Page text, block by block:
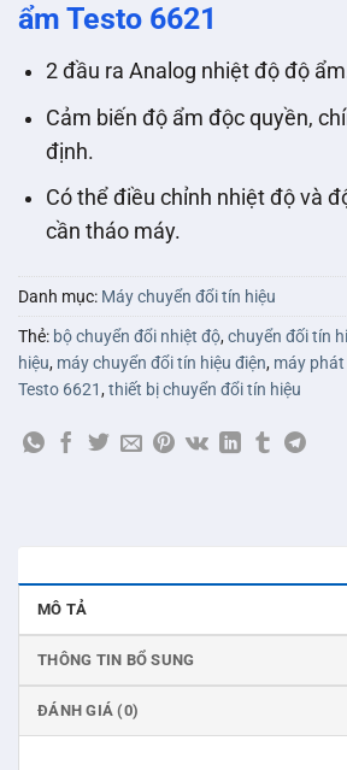
ẩm Testo 6621
2 đầu ra Analog nhiệt độ độ
Cảm biến độ ẩm độc quyền,
định.
Có thể điều chỉnh nhiệt độ và
cần tháo máy.
Danh mục: Máy chuyển đổi tín hiệu
Thẻ: bộ chuyển đổi nhiệt độ,chuyển đối tín
hiệu, máy chuyển đổi tín hiệu điện, máy
Testo 6621,thiết bị chuyển đổi tín hiệu
MÔ TẢ
THÔNG TIN BỔ SUNG
ĐÁNH GIÁ (0)